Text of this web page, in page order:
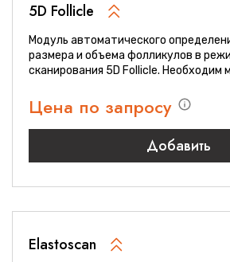
5D Follicle
Модуль автоматического
размера и объема фолликулов в
сканирования 5D Follicle. Необходим
Цена по запросу
Добавить
Elastoscan